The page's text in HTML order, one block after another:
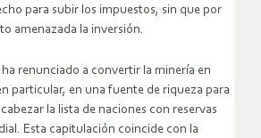
para subir los impuestos, sin que por
amenazada la inversión.
renunciado a convertir la minería en
particular, en una fuente de riqueza para
la lista de naciones con reservas
Esta capitulación coincide con la